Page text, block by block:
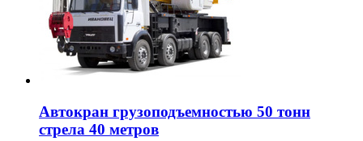
Автокран грузоподъемностью 50 тонн
стрела 40 метров